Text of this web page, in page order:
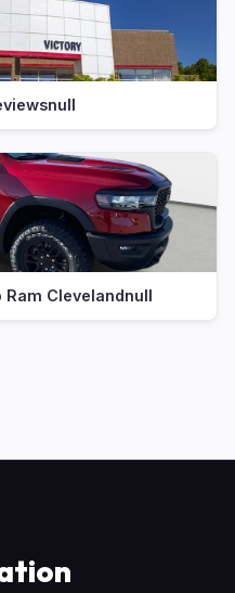
Clevelandnull